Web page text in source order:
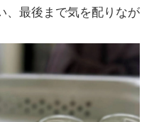
、最後まで気を配りなが